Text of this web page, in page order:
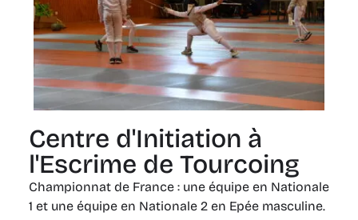
Centre d'Initiation à
l'Escrime de Tourcoing
Championnat de France : une équipe en Nationale
1 et une équipe en Nationale 2 en Epée masculine.